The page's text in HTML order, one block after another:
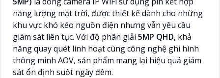
năng lượng mặt trời, được thiết kế dành cho những
khu vực khó kéo nguồn điện nhưng vẫn yêu cầu
giám sát liên tục. Với độ phân giải 5MP QHD, khả
năng quay quét linh hoạt cùng công nghệ ghi hình
thông minh AOV, sản phẩm mang lại hiệu quả giám
sát ổn định suốt ngày đêm.